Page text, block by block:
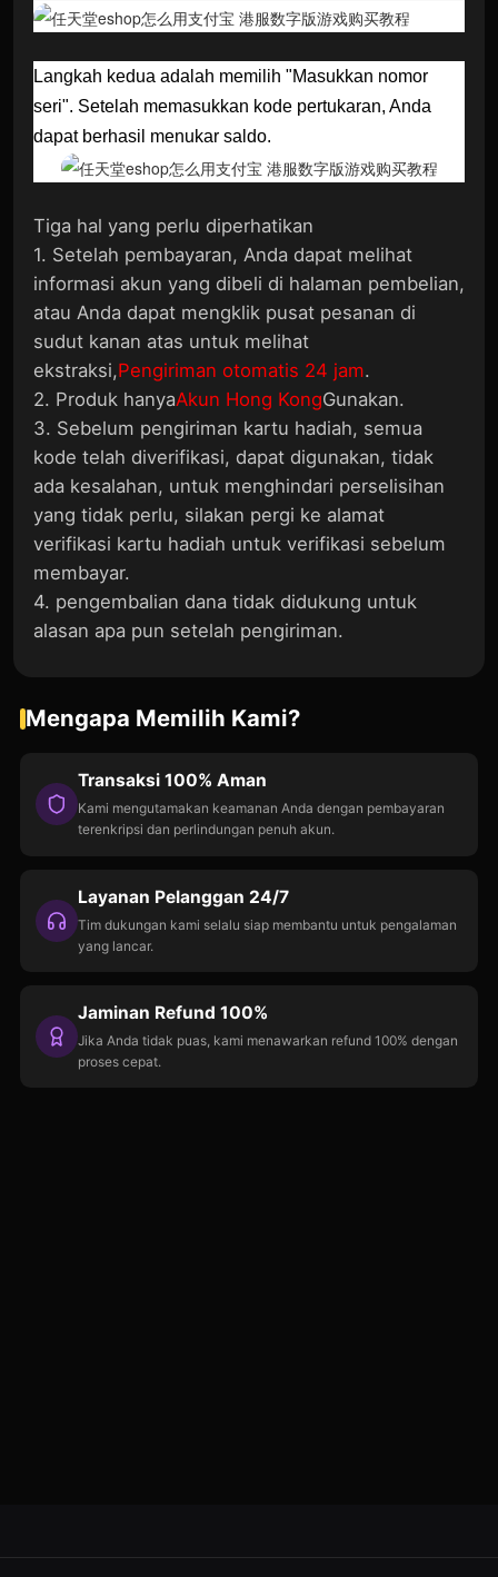
Langkah kedua adalah memilih "Masukkan nomor
seri". Setelah memasukkan kode pertukaran, Anda
dapat berhasil menukar saldo.
Tiga hal yang perlu diperhatikan
1. Setelah pembayaran, Anda dapat melihat
informasi akun yang dibeli di halaman pembelian,
atau Anda dapat mengklik pusat pesanan di
sudut kanan atas untuk melihat
ekstraksi,Pengiriman otomatis 24 jam.
2. Produk hanyaAkun Hong KongGunakan.
3. Sebelum pengiriman kartu hadiah, semua
kode telah diverifikasi, dapat digunakan, tidak
ada kesalahan, untuk menghindari perselisihan
yang tidak perlu, silakan pergi ke alamat
verifikasi kartu hadiah untuk verifikasi sebelum
membayar.
4. pengembalian dana tidak didukung untuk
alasan apa pun setelah pengiriman.
Mengapa Memilih Kami?
Transaksi 100% Aman
Kami mengutamakan keamanan Anda dengan pembayaran
terenkripsi dan perlindungan penuh akun.
Layanan Pelanggan 24/7
Tim dukungan kami selalu siap membantu untuk pengalaman
yang lancar.
Jaminan Refund 100%
Jika Anda tidak puas, kami menawarkan refund 100% dengan
proses cepat.